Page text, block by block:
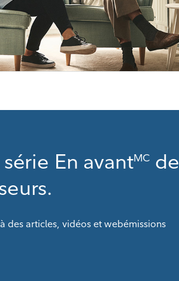
En avantMC de
des articles, vidéos et webémissions